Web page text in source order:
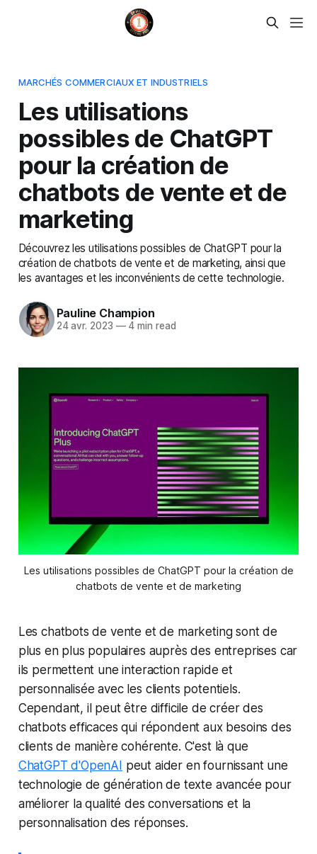
MARCHÉS COMMERCIAUX ET INDUSTRIELS
Les utilisations
possibles de ChatGPT
pour la création de
chatbots de vente et de
marketing
Découvrez les utilisations possibles de ChatGPT pour la
création de chatbots de vente et de marketing, ainsi que
les avantages et les inconvénients de cette technologie.
Pauline Champion
24 avr. 2023 —4 min read
Les utilisations possibles de ChatGPT pour la création de
chatbots de vente et de marketing
Les chatbots de vente et de marketing sont de
plus en plus populaires auprès des entreprises car
ils permettent une interaction rapide et
personnalisée avec les clients potentiels.
Cependant, il peut être difficile de créer des
chatbots efficaces qui répondent aux besoins des
clients de manière cohérente. C'est là que
ChatGPT d'OpenAI peut aider en fournissant une
technologie de génération de texte avancée pour
améliorer la qualité des conversations et la
personnalisation des réponses.